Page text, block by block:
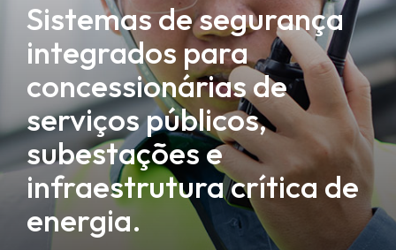
Sistemas de segurança
integrados para
concessionárias de
serviços públicos,
subestações e
infraestrutura crítica de
energia.